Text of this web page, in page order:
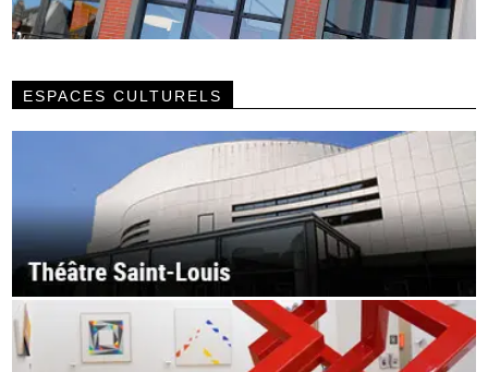
ESPACES CULTURELS